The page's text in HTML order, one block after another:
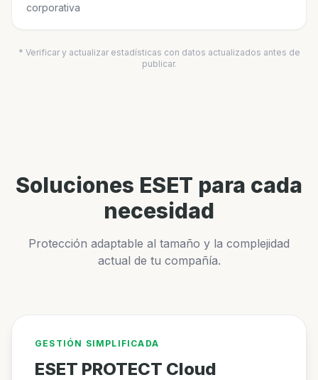
corporativa
* Verificar y actualizar estadísticas con datos actualizados antes de
publicar.
Soluciones ESET para cada
necesidad
Protección adaptable al tamaño y la complejidad
actual de tu compañía.
GESTIÓN SIMPLIFICADA
ESET PROTECT Cloud